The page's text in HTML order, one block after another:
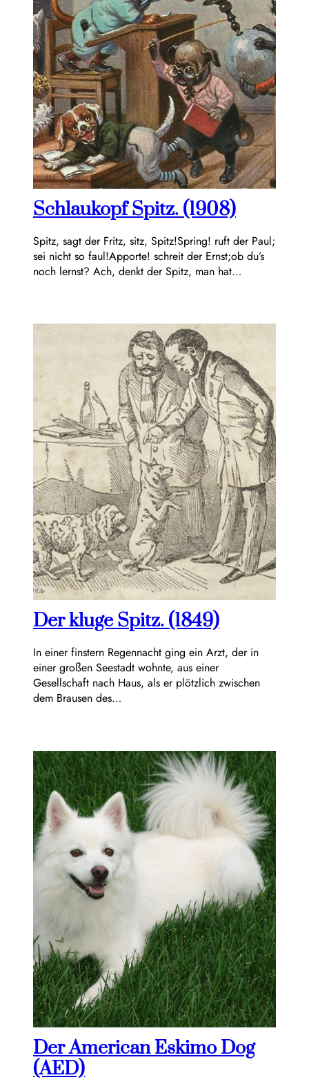
Schlaukopf Spitz. (1908)
Spitz, sagt der Fritz, sitz, Spitz!Spring! ruft der Paul;
sei nicht so faul!Apporte! schreit der Ernst;ob du’s
noch lernst? Ach, denkt der Spitz, man hat…
Der kluge Spitz. (1849)
In einer finstern Regennacht ging ein Arzt, der in
einer großen Seestadt wohnte, aus einer
Gesellschaft nach Haus, als er plötzlich zwischen
dem Brausen des…
Der American Eskimo Dog
(AED)